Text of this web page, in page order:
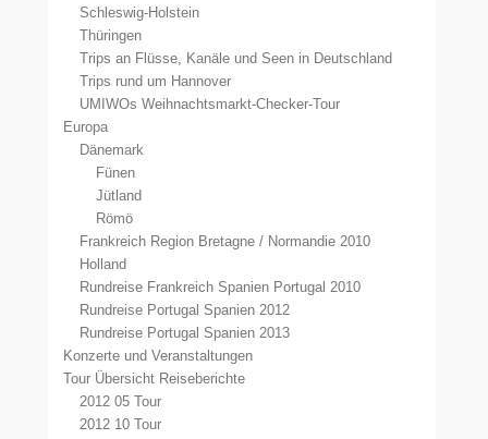
Schleswig-Holstein
Thüringen
Trips an Flüsse, Kanäle und Seen in Deutschland
Trips rund um Hannover
UMIWOs Weihnachtsmarkt-Checker-Tour
Europa
Dänemark
Fünen
Jütland
Römö
Frankreich Region Bretagne / Normandie 2010
Holland
Rundreise Frankreich Spanien Portugal 2010
Rundreise Portugal Spanien 2012
Rundreise Portugal Spanien 2013
Konzerte und Veranstaltungen
Tour Übersicht Reiseberichte
2012 05 Tour
2012 10 Tour